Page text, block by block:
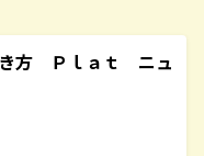
方 Ｐｌａｔ ニュ